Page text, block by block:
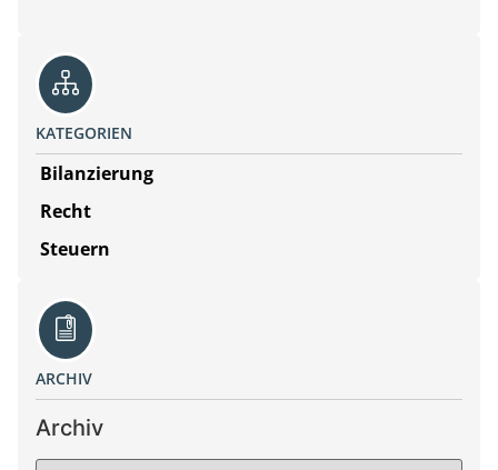
KATEGORIEN
Bilanzierung
Recht
Steuern
ARCHIV
Archiv